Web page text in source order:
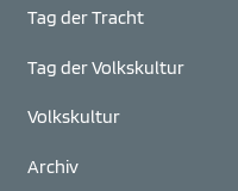
Tag der Tracht
Tag der Volkskultur
Volkskultur
Archiv